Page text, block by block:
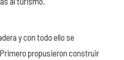
y con todo ello se
propusieron construir